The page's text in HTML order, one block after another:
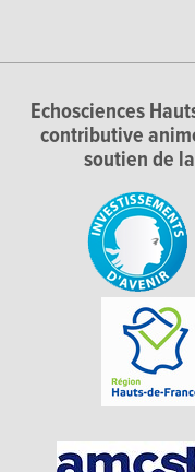
Echosciences
contributive
soutien de